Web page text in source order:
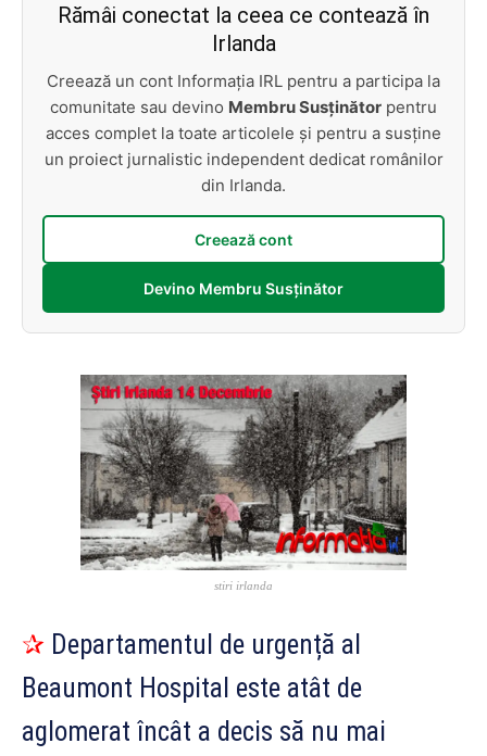
Rămâi conectat la ceea ce contează în
Irlanda
Creează un cont Informația IRL pentru a participa la
comunitate sau devino Membru Susținător pentru
acces complet la toate articolele și pentru a susține
un proiect jurnalistic independent dedicat românilor
din Irlanda.
Creează cont
Devino Membru Susținător
stiri irlanda
✰ Departamentul de urgență al
Beaumont Hospital este atât de
aglomerat încât a decis să nu mai